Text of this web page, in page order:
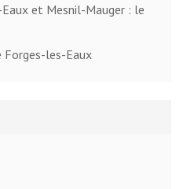
et Mesnil-Mauger : le
Forges-les-Eaux